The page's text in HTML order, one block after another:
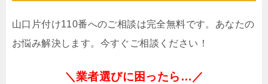
山口片付け110番へのご相談は完全無料です。あなたの
お悩み解決します。今すぐご相談ください！
＼業者選びに困ったら…／